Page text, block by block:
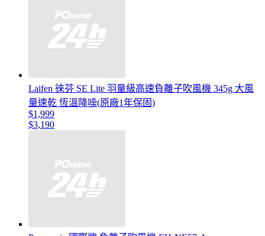
Laifen 徠芬 SE Lite 羽量級高速負離子吹風機 345g 大風
量速乾 恆溫降噪(原廠1年保固)
$1,999
$3,190